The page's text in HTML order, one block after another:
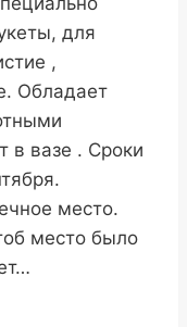
для
,
Обладает
в вазе . Сроки
место.
место было